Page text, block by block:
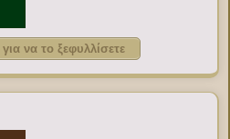
να το ξεφυλλίσετε